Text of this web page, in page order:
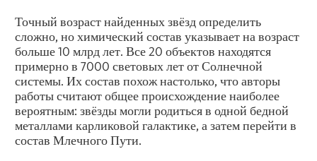
Точный возраст найденных звёзд определить
сложно, но химический состав указывает на возраст
больше 10 млрд лет. Все 20 объектов находятся
примерно в 7000 световых лет от Солнечной
системы. Их состав похож настолько, что авторы
работы считают общее происхождение наиболее
вероятным: звёзды могли родиться в одной бедной
металлами карликовой галактике, а затем перейти в
состав Млечного Пути.